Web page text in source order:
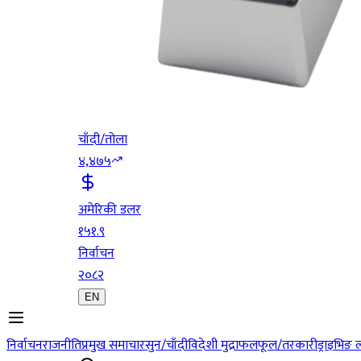
चाँदी/तोला
४,४७५
अमेरिकी डलर
१५१.९
निर्वाचन
२०८२
EN
निर्वाचनराजनीतिप्रमुख समाचारसुन/चाँदीविदेशी मुद्राफलफूल/तरकारी